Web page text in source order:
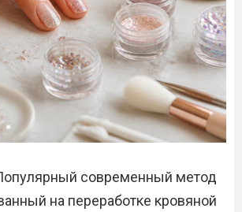
современный метод
на переработке кровяной